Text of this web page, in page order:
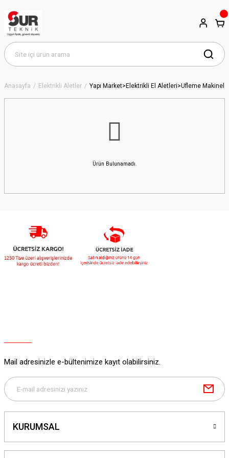
Anasayfa Elektrikli Aletler Yapı Market>Elektrikli El Aletleri>Üfleme
Ürün Bulunamadı.
Mail adresinizle e-bültenimize kayıt olabilirsiniz.
KURUMSAL